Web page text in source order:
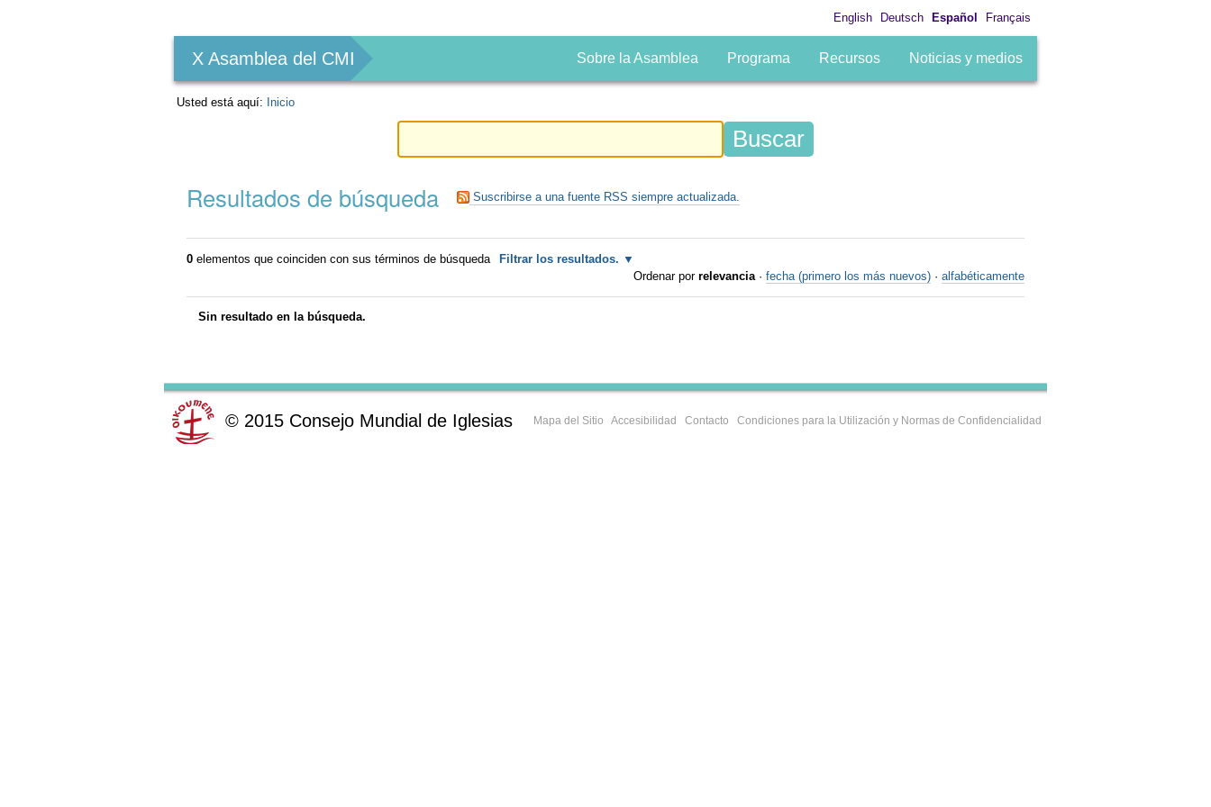
English Deutsch Español Français
X Asamblea del CMI Sobre la Asamblea Programa Recursos Noticias y medios
Usted está aquí: Inicio
Resultados de búsqueda Suscribirse a una fuente RSS siempre actualizada.
0elementos que coinciden con sus términos de búsqueda
Filtrar los resultados.
Ordenar por relevancia · fecha (primero los más nuevos) · alfabéticamente
Sin resultado en la búsqueda.
© 2015 Consejo Mundial de Iglesias Mapa del Sitio Accesibilidad Contacto Condiciones para la Utilización y Normas de Confidencialidad